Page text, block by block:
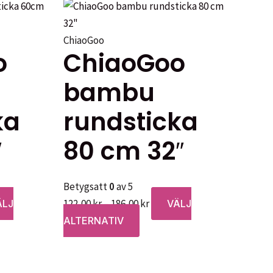
ChiaoGoo
ChiaoGoo
bambu
rundsticka
80 cm 32″
Betygsatt0av 5
122,00kr–186,00krPrisintervall:
122,00 kr
VÄLJ
ALTERNATIV
Den
här